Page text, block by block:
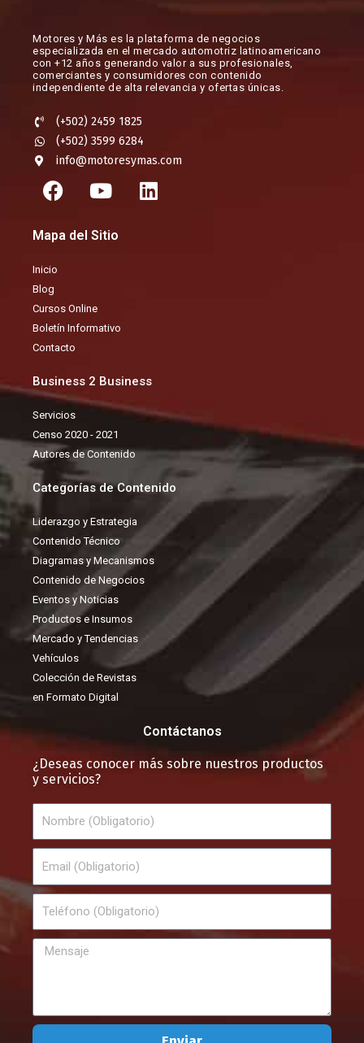
Motores y Más es la plataforma de negocios
especializada en el mercado automotriz latinoamericano
con +12 años generando valor a sus profesionales,
comerciantes y consumidores con contenido
independiente de alta relevancia y ofertas únicas.​
(+502) 2459 1825
(+502) 3599 6284
info@motoresymas.com
F
a
e
o
o
k
Y
o
t
L
i
Mapa del Sitio
Inicio
Blog
Cursos Online
Boletín Informativo
Contacto
Business 2 Business
Servicios
Censo 2020 - 2021
Autores de Contenido
Categorías de Contenido
Liderazgo y Estrategia
Contenido Técnico
Diagramas y Mecanismos
Contenido de Negocios
Eventos y Noticias
Productos e Insumos
Mercado y Tendencias
Vehículos
Colección de Revistas
en Formato Digital
Contáctanos
¿Deseas conocer más sobre nuestros productos
y servicios?
Teléfono
Mensaje